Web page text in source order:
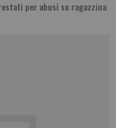
per abusi su ragazzina